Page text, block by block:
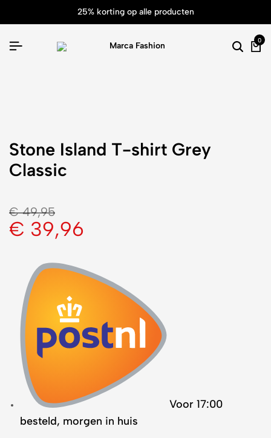
25% korting op alle producten
0
Stone Island T-shirt Grey
Classic
€49,95
€ 39,96
Voor 17:00
besteld, morgen in huis